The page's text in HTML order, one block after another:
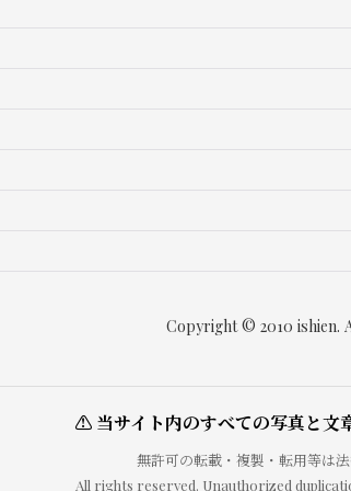
Copyright © 2010 ishien.
⚠ 当サイト内のすべての写真と文
無許可の転載・複製・転用等は法
All rights reserved. Unauthorized